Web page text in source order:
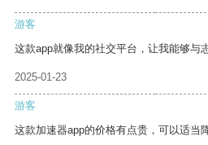
游客
这款app就像我的社交平台，让我能够与
2025-01-23
游客
这款加速器app的价格有点贵，可以适当